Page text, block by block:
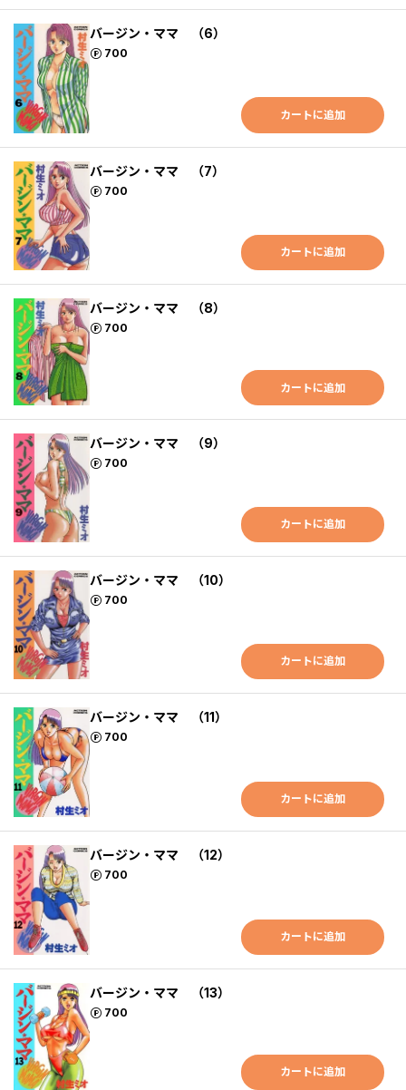
バージン・ママ （6）
700
ポイント
カートに追加
バージン・ママ （7）
700
ポイント
カートに追加
バージン・ママ （8）
700
ポイント
カートに追加
バージン・ママ （9）
700
ポイント
カートに追加
バージン・ママ （10）
700
ポイント
カートに追加
バージン・ママ （11）
700
ポイント
カートに追加
バージン・ママ （12）
700
ポイント
カートに追加
バージン・ママ （13）
700
ポイント
カートに追加